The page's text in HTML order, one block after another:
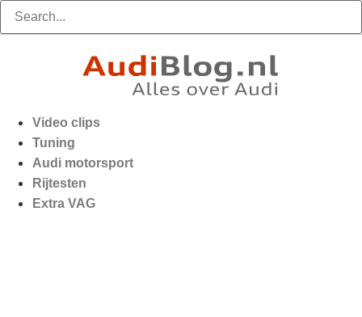
Video clips
Tuning
Audi motorsport
Rijtesten
Extra VAG